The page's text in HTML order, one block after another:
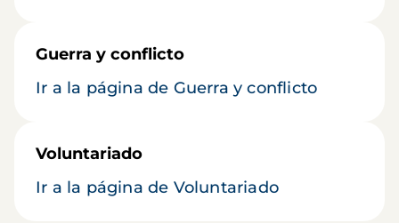
Guerra y conflicto
Ir a la página de Guerra y conflicto
Voluntariado
Ir a la página de Voluntariado